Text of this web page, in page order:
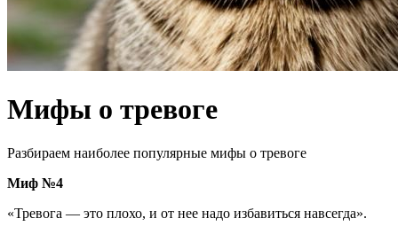
Мифы о тревоге
Разбираем наиболее популярные мифы о тревоге
Миф №4
«Тревога — это плохо, и от нее надо избавиться навсегда».